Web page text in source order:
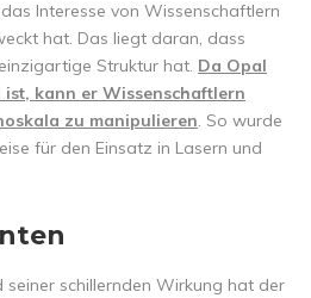
Interesse von Wissenschaftlern
hat. Das liegt daran, dass
Struktur hat. Da Opal
kann er Wissenschaftlern
zu manipulieren. So wurde
für den Einsatz in Lasern und
seiner schillernden Wirkung hat der